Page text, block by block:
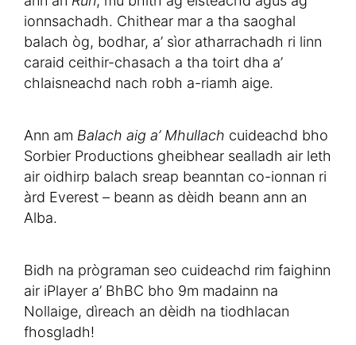
ionnsachadh. Chithear mar a tha saoghal
balach òg, bodhar, a’ sìor atharrachadh ri linn
caraid ceithir-chasach a tha toirt dha a’
chlaisneachd nach robh a-riamh aige.
Ann am Balach aig a’ Mhullach cuideachd bho
Sorbier Productions gheibhear sealladh air leth
air oidhirp balach sreap beanntan co-ionnan ri
àrd Everest – beann as dèidh beann ann an
Alba.
Bidh na prògraman seo cuideachd rim faighinn
air iPlayer a’ BhBC bho 9m madainn na
Nollaige, dìreach an dèidh na tiodhlacan
fhosgladh!